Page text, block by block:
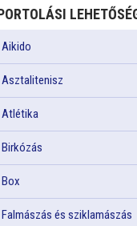
Aikido
Asztalitenisz
Atlétika
Birkózás
Box
Falmászás és sziklamászás